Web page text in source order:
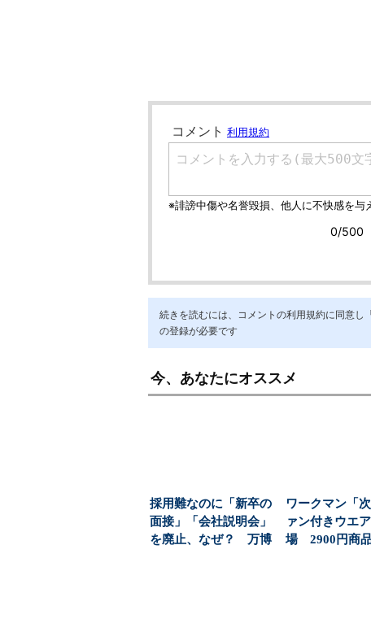
続きを読むには、コメントの利用規約に同意し
の登録が必要です
今、あなたにオススメ
採用難なのに「新卒の
面接」「会社説明会」
を廃止、なぜ？ 万博
ワークマン「
ァン付きウエ
場 2900円商